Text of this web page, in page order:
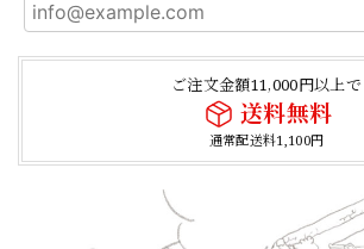
ご注文金額11,000円以上で
送料無料
通常配送料1,100円